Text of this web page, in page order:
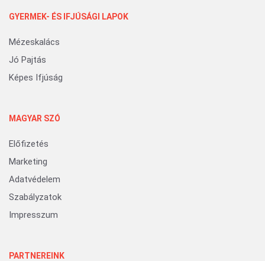
GYERMEK- ÉS IFJÚSÁGI LAPOK
Mézeskalács
Jó Pajtás
Képes Ifjúság
MAGYAR SZÓ
Előfizetés
Marketing
Adatvédelem
Szabályzatok
Impresszum
PARTNEREINK